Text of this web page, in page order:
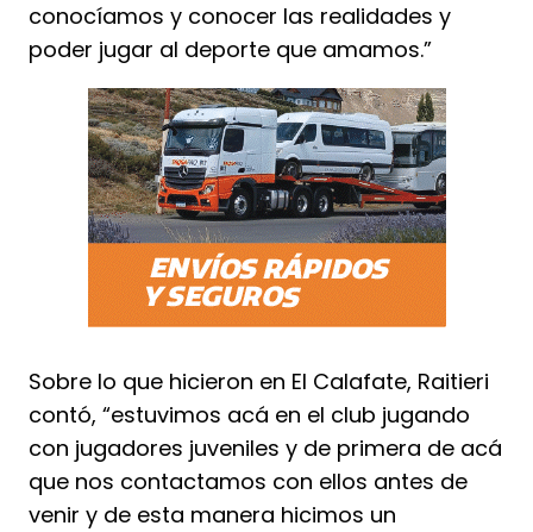
conocíamos y conocer las realidades y
poder jugar al deporte que amamos.”
Sobre lo que hicieron en El Calafate, Raitieri
contó, “estuvimos acá en el club jugando
con jugadores juveniles y de primera de acá
que nos contactamos con ellos antes de
venir y de esta manera hicimos un